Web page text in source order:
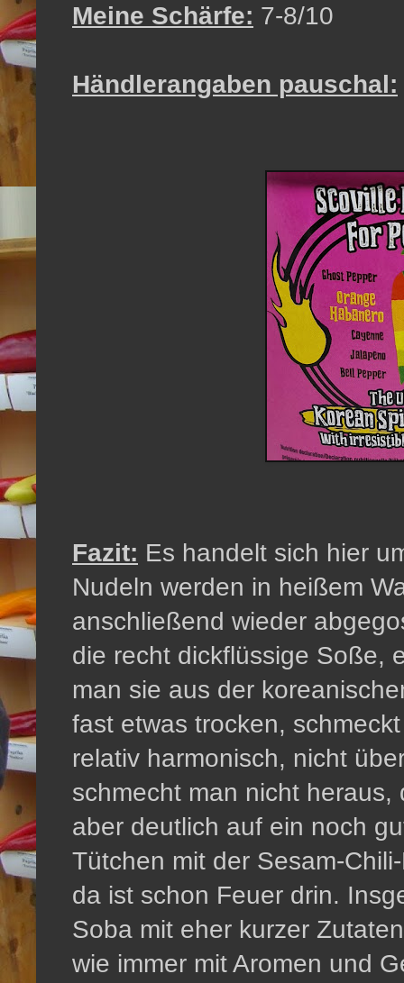
Meine Schärfe: 7-8/10
Händlerangaben pauschal:
Fazit: Es handelt sich hier
Nudeln werden in heißem
anschließend wieder
die recht dickflüssige Soße,
man sie aus der
fast etwas trocken,
relativ harmonisch, nicht
schmecht man nicht
aber deutlich auf ein noch
Tütchen mit der Sesam-
da ist schon Feuer drin.
Soba mit eher kurzer
wie immer mit Aromen und